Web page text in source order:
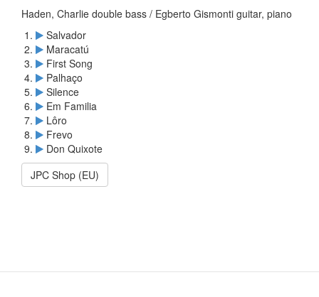
Haden, Charlie double bass / Egberto Gismonti guitar, piano
Salvador
Maracatú
First Song
Palhaço
Silence
Em Familia
Lôro
Frevo
Don Quixote
JPC Shop (EU)